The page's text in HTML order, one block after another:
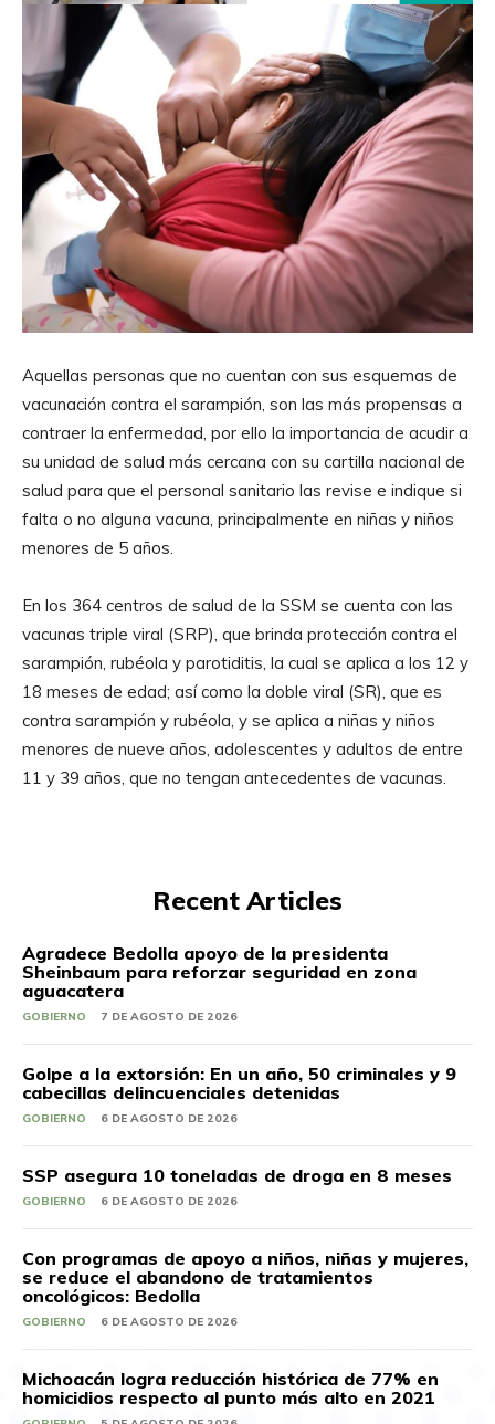
Aquellas personas que no cuentan con sus esquemas de
vacunación contra el sarampión, son las más propensas a
contraer la enfermedad, por ello la importancia de acudir a
su unidad de salud más cercana con su cartilla nacional de
salud para que el personal sanitario las revise e indique si
falta o no alguna vacuna, principalmente en niñas y niños
menores de 5 años.
En los 364 centros de salud de la SSM se cuenta con las
vacunas triple viral (SRP), que brinda protección contra el
sarampión, rubéola y parotiditis, la cual se aplica a los 12 y
18 meses de edad; así como la doble viral (SR), que es
contra sarampión y rubéola, y se aplica a niñas y niños
menores de nueve años, adolescentes y adultos de entre
11 y 39 años, que no tengan antecedentes de vacunas.
Recent Articles
Agradece Bedolla apoyo de la presidenta
Sheinbaum para reforzar seguridad en zona
aguacatera
GOBIERNO 7 DE AGOSTO DE 2026
Golpe a la extorsión: En un año, 50 criminales y 9
cabecillas delincuenciales detenidas
GOBIERNO 6 DE AGOSTO DE 2026
SSP asegura 10 toneladas de droga en 8 meses
GOBIERNO 6 DE AGOSTO DE 2026
Con programas de apoyo a niños, niñas y mujeres,
se reduce el abandono de tratamientos
oncológicos: Bedolla
GOBIERNO 6 DE AGOSTO DE 2026
Michoacán logra reducción histórica de 77% en
homicidios respecto al punto más alto en 2021